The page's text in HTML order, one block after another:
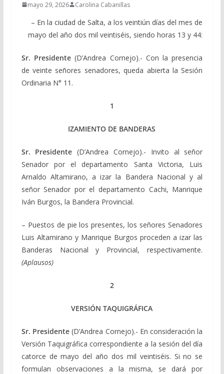
mayo 29, 2026 Carolina Cabanillas
– En la ciudad de Salta, a los veintiún días del mes de
mayo del año dos mil veintiséis, siendo horas 13 y 44:
Sr. Presidente(D’Andrea Cornejo).- Con la presencia
de veinte señores senadores, queda abierta la Sesión
Ordinaria N° 11.
1
IZAMIENTO DE BANDERAS
Sr. Presidente (D’Andrea Cornejo).- Invito al señor
Senador por el departamento Santa Victoria, Luis
Arnaldo Altamirano, a izar la Bandera Nacional y al
señor Senador por el departamento Cachi, Manrique
Iván Burgos, la Bandera Provincial.
– Puestos de pie los presentes, los señores Senadores
Luis Altamirano y Manrique Burgos proceden a izar las
Banderas Nacional y Provincial, respectivamente.
(Aplausos)
2
VERSIÓN TAQUIGRÁFICA
Sr. Presidente(D’Andrea Cornejo).- En consideración la
Versión Taquigráfica correspondiente a la sesión del día
catorce de mayo del año dos mil veintiséis. Si no se
formulan observaciones a la misma, se dará por